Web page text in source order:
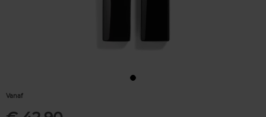
Vanaf